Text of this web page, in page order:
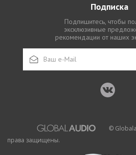
Подписка
Подпишитесь, чтобы
эксклюзивные
рекомендации от наших
©
права защищены.